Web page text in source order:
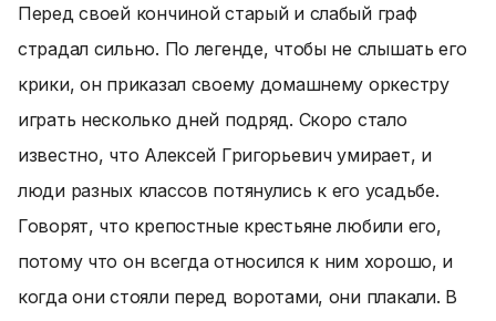
Перед своей кончиной старый и слабый граф
страдал сильно. По легенде, чтобы не слышать его
крики, он приказал своему домашнему оркестру
играть несколько дней подряд. Скоро стало
известно, что Алексей Григорьевич умирает, и
люди разных классов потянулись к его усадьбе.
Говорят, что крепостные крестьяне любили его,
потому что он всегда относился к ним хорошо, и
когда они стояли перед воротами, они плакали. В